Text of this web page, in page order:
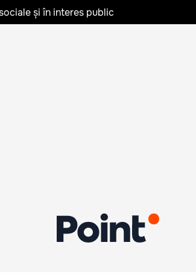
și în interes public